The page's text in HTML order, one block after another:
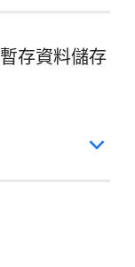
存資料儲存